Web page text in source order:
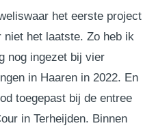
het eerste project
het laatste. Zo heb ik
nog ingezet bij vier
in Haaren in 2022. En
toegepast bij de entree
in Terheijden. Binnen